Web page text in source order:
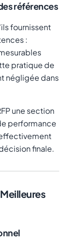
références
fournissent
:
pratique de
négligée dans
une section
performance
finale.